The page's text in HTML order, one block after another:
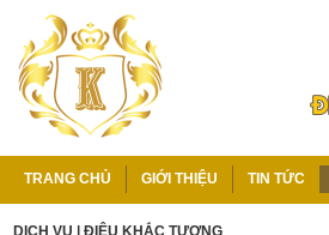
TRANG CHỦ GIỚI THIỆU TIN TỨC
DỊCH VỤ ĐIÊU KHẮC TƯỢNG